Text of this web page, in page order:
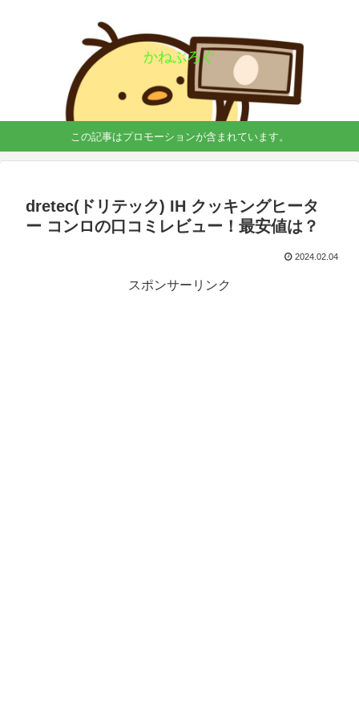
かねぶろぐ
この記事はプロモーションが含まれています。
dretec(ドリテック) IH クッキングヒータ
ー コンロの口コミレビュー！最安値は？
2024.02.04
スポンサーリンク